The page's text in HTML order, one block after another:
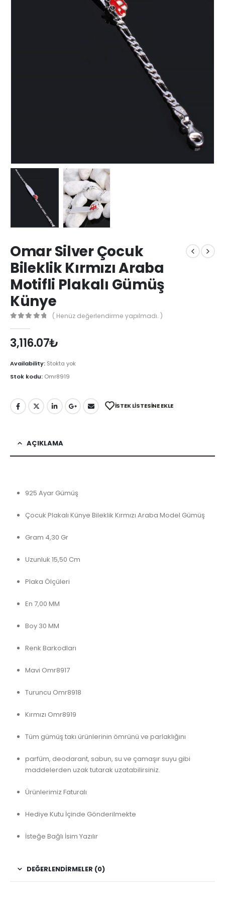
Omar Silver Çocuk
Bileklik Kırmızı Araba
Motifli Plakalı Gümüş
Künye
( Henüz değerlendirme yapılmadı. )
3,116.07₺
Availability: Stokta yok
Stok kodu: Omr8919
İSTEK LISTESINE EKLE
AÇIKLAMA
925 Ayar Gümüş
Çocuk Plakalı Künye Bileklik Kırmızı Araba Model Gümüş
Gram 4,30 Gr
Uzunluk 15,50 Cm
Plaka Ölçüleri
En 7,00 MM
Boy 30 MM
Renk Barkodları
Mavi Omr8917
Turuncu Omr8918
Kırmızı Omr8919
Tüm gümüş takı ürünlerinin ömrünü ve parlaklığını
parfüm, deodarant, sabun, su ve çamaşır suyu gibi
maddelerden uzak tutarak uzatabilirsiniz.
Ürünlerimiz Faturalı
Hediye Kutu İçinde Gönderilmekte
İsteğe Bağlı İsim Yazılır
DEĞERLENDIRMELER (0)